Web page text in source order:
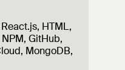
HTML,
GitHub,
MongoDB,